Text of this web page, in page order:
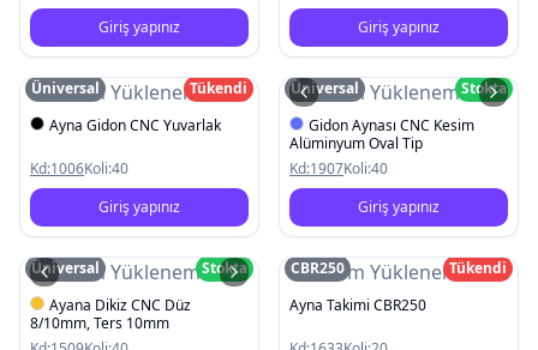
Giriş yapınız
Giriş yapınız
Resim Yüklenemedi
Üniversal
Tükendi
Ayna Gidon CNC Yuvarlak
Kd:1006Koli:40
Giriş yapınız
Resim Yüklenemedi
Üniversal
Stokta
Gidon Aynası CNC Kesim
Alüminyum Oval Tip
Kd:1907Koli:40
Giriş yapınız
Resim Yüklenemedi
Üniversal
Stokta
Ayana Dikiz CNC Düz
8/10mm, Ters 10mm
Resim Yüklenemedi
CBR250
Tükendi
Ayna Takimi CBR250